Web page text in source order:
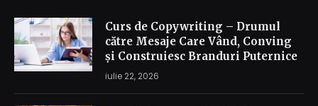
Curs de Copywriting – Drumul
către Mesaje Care Vând, Conving
și Construiesc Branduri Puternice
iulie 22, 2026